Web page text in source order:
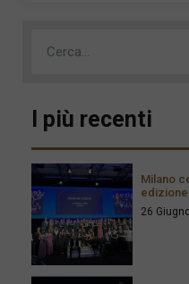
I più recenti
Milano
edizione
26